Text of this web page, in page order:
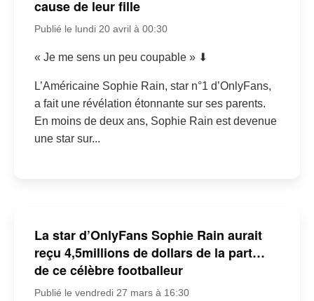
cause de leur fille
Publié le lundi 20 avril à 00:30
« Je me sens un peu coupable » ⬇
L’Américaine Sophie Rain, star n°1 d’OnlyFans,
a fait une révélation étonnante sur ses parents.
En moins de deux ans, Sophie Rain est devenue
une star sur...
La star d’OnlyFans Sophie Rain aurait
reçu 4,5millions de dollars de la part…
de ce célèbre footballeur
Publié le vendredi 27 mars à 16:30